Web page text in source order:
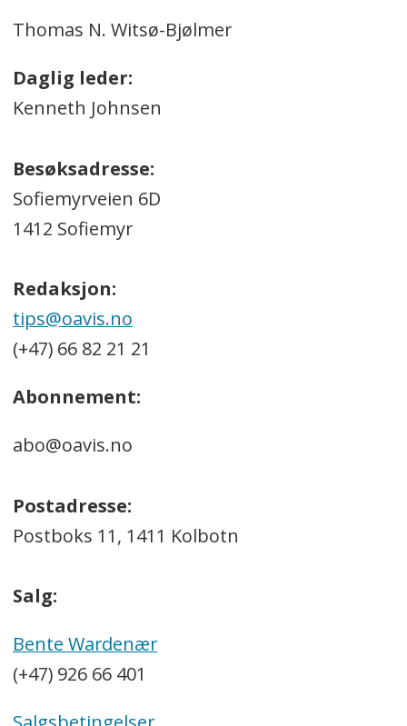
Thomas N. Witsø-Bjølmer
Daglig leder:
Kenneth Johnsen
Besøksadresse:
Sofiemyrveien 6D
1412 Sofiemyr
Redaksjon:
tips@oavis.no
(+47) 66 82 21 21
Abonnement:
abo@oavis.no
Postadresse:
Postboks 11, 1411 Kolbotn
Salg:
Bente Wardenær
(+47) 926 66 401